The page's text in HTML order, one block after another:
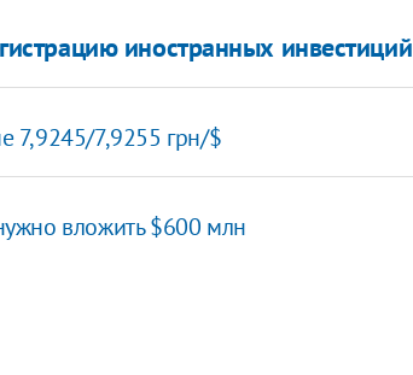
иностранных инвестиций
7,9245/7,9255 грн/$
вложить $600 млн